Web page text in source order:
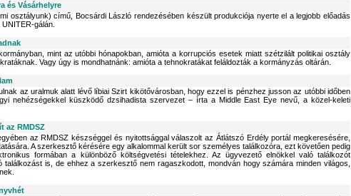
és Vásárhelyre
osztályunk) című, Bocsárdi László rendezésében készült produkciója nyerte el a legjobb előadás
gálán.
mint az utóbbi hónapokban, amióta a korrupciós esetek miatt szétzilált politikai osztály
Vagy úgy is mondhatnánk: amióta a tehnokratákat feláldozták a kormányzás oltárán.
az uralmuk alatt lévő líbiai Szirt kikötővárosban, hogy ezzel is pénzhez jusson az utóbbi időben
nehézségekkel küszködő dzsihadista szervezet – írta a Middle East Eye nevű, a közel-keleti
az RMDSZ
az RMDSZ készséggel és nyitottsággal válaszolt az Átlátszó Erdély portál megkeresésére,
A szerkesztő kérésére egy alkalommal került sor személyes találkozóra, ezt követően pedig
formában a különböző költségvetési tételekhez. Az ügyvezető elnökkel való találkozót
is, de ehhez a szerkesztő nem ragaszkodott, mondván hogy számára minden világos,